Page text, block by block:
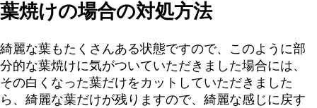
葉焼けの場合の対処方法
綺麗な葉もたくさんある状態ですので、このように部
分的な葉焼けに気がついていただきました場合には、
その白くなった葉だけをカットしていただきました
ら、綺麗な葉だけが残りますので、綺麗な感じに戻す